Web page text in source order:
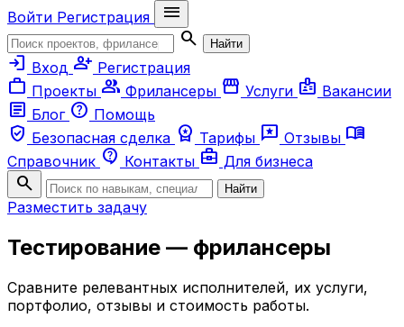
Войти Регистрация
menu
search
Найти
login Вход person_add Регистрация
work Проекты group Фрилансеры storefront Услуги badge Вакансии
article Блог help Помощь
verified_user Безопасная сделка workspace_premium Тарифы reviews Отзывы menu_book
Справочник contact_support Контакты business_center Для бизнеса
search Найти
Разместить задачу
Тестирование — фрилансеры
Сравните релевантных исполнителей, их услуги,
портфолио, отзывы и стоимость работы.